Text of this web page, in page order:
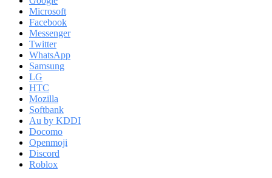
Microsoft
Facebook
Messenger
Twitter
WhatsApp
Samsung
LG
HTC
Mozilla
Softbank
Au by KDDI
Docomo
Openmoji
Discord
Roblox